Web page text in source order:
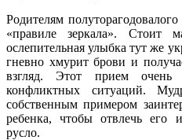
Родителям
«правиле зеркала». Стоит
ослепительная улыбка тут же
гневно хмурит брови и
взгляд. Этот прием очень
конфликтных ситуаций.
собственным примером
ребенка, чтобы отвлечь его
русло.